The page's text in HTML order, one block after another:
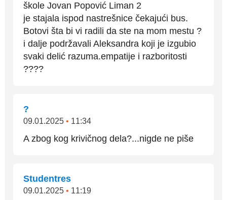
škole Jovan Popović Liman 2
je stajala ispod nastrešnice čekajući bus.
Botovi šta bi vi radili da ste na mom mestu ?
i dalje podržavali Aleksandra koji je izgubio
svaki delić razuma.empatije i razboritosti
????
?
09.01.2025 • 11:34
A zbog kog krivičnog dela?...nigde ne piše
Studentres
09.01.2025 • 11:19